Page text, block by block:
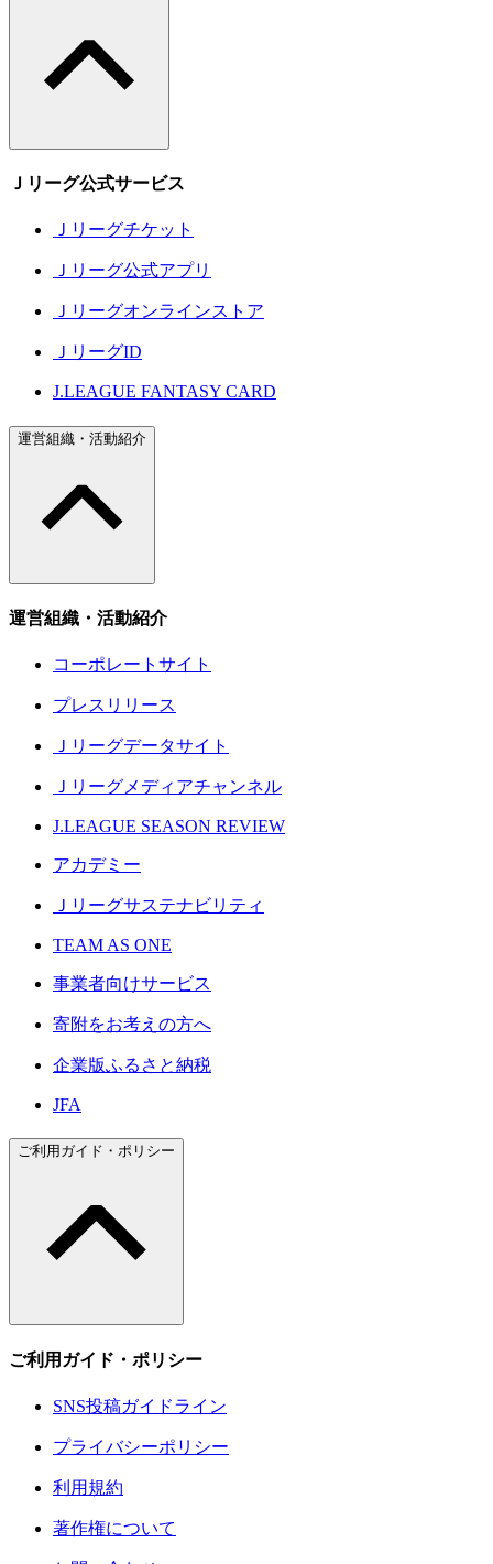
Ｊリーグ公式サービス
Ｊリーグチケット
Ｊリーグ公式アプリ
Ｊリーグオンラインストア
ＪリーグID
J.LEAGUE FANTASY CARD
運営組織・活動紹介
運営組織・活動紹介
コーポレートサイト
プレスリリース
Ｊリーグデータサイト
Ｊリーグメディアチャンネル
J.LEAGUE SEASON REVIEW
アカデミー
Ｊリーグサステナビリティ
TEAM AS ONE
事業者向けサービス
寄附をお考えの方へ
企業版ふるさと納税
JFA
ご利用ガイド・ポリシー
ご利用ガイド・ポリシー
SNS投稿ガイドライン
プライバシーポリシー
利用規約
著作権について